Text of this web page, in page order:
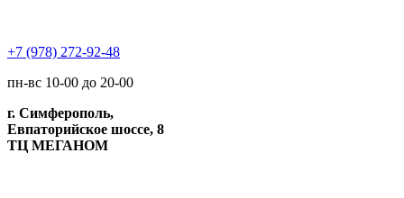
+7 (978) 272-92-48
пн-вс 10-00 до 20-00
г. Симферополь,
Евпаторийское шоссе, 8
ТЦ МЕГАНОМ